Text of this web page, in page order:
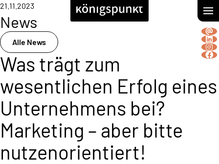
Was trägt zum
wesentlichen Erfolg eines
Unternehmens bei?
Marketing – aber bitte
nutzenorientiert!
21.11.2023
News
Alle News